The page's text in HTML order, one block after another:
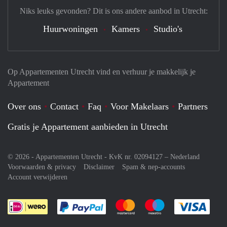
Op Appartementen Utrecht vind en verhuur je makkelijk je
Appartement
Over ons Contact Faq Voor Makelaars
Partners
Gratis je Appartement aanbieden in Utrecht
© 2026 - Appartementen Utrecht - KvK nr. 02094127 – Nederland
Voorwaarden & privacy
Disclaimer
Spam & nep-accounts
Account verwijderen
Je rekent gemakkelijk af met Paypal
Je rekent gemakkelijk af met
Je rekent
Niks leuks gevonden? Dit is ons andere aanbod in Utrecht:
Huurwoningen Kamers Studio's